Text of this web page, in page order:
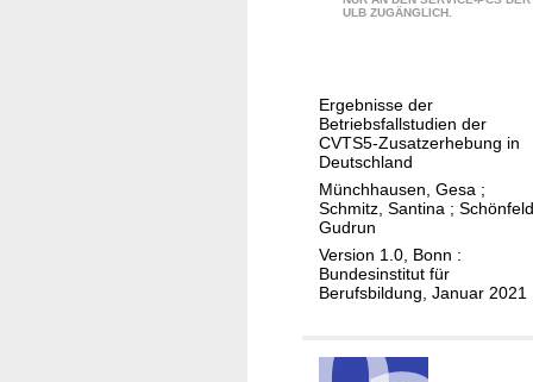
i
n
D
e
u
t
s
c
ULB ZUGÄNGLICH.
e
b
l
i
c
h
e
i
Ergebnisse der
Betriebsfallstudien der
CVTS5-Zusatzerhebung in
Deutschland
Münchhausen, Gesa ;
Schmitz, Santina ;
Gudrun
Version 1.0, Bonn :
Bundesinstitut für
Berufsbildung, Januar 2021